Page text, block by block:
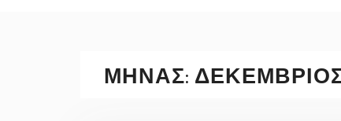
ΜΉΝΑΣ: ΔΕΚΈΜΒΡΙΟΣ